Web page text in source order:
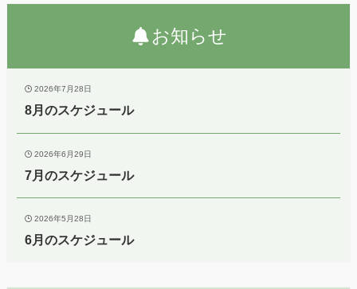
お知らせ
2026年7月28日
8月のスケジュール
2026年6月29日
7月のスケジュール
2026年5月28日
6月のスケジュール